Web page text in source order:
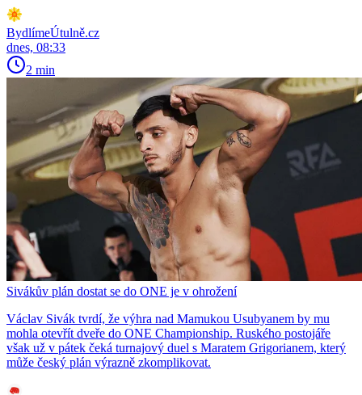
BydlímeÚtulně.cz
dnes, 08:33
2 min
Sivákův plán dostat se do ONE je v ohrožení
Václav Sivák tvrdí, že výhra nad Mamukou Usubyanem by mu
mohla otevřít dveře do ONE Championship. Ruského postojáře
však už v pátek čeká turnajový duel s Maratem Grigorianem, který
může český plán výrazně zkomplikovat.